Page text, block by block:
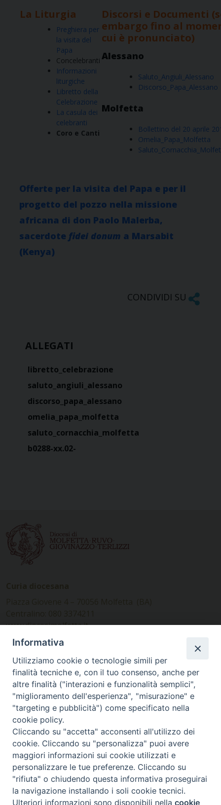
La Liturgia
Preghiera per
la visita del
Papa
Concelebranti
Informazioni
liturgiche
Libretto della
Celebrazione
La casula dei
celebranti
Coro e Canti
Discorsi e Documenti
embargo fino al
cui è pronunciato)
Alessano
Saluto_Angiuli_Alessano
Discorso_Papa_Alessano
Molfetta
Bollettino del 20 aprile
Omelia_Papa_Molfetta
Offerte per la visita del Papa e per il
progetto del pozzo nella missione
africana di don Paolo Malerba,
sacerdote fidei donum a Marsabit
(Kenya)
CONDIVIDI SU
ALLEGATI
libretto_celebrazione
saluto_angiuli_alessano
discorso_papa_alessano
omelia_papa_molfetta
saluto_cornacchia_molfetta
b0288-xx.02-
www.diocesimolfetta.it –
diocesimolfetta@pec.chiesacattolica.it
Ufficio Comunicazioni sociali
Piazza Giovene 4 – 70056 Molfetta (BA)
comunicazionisociali@diocesimolfetta.it
SEGUICI SU
Facebook
Instagram
X YouTube
Feed
Privacy Policy - trasparenza
© 2016 - 2026 Diocesi Molfetta Ruvo Giovinazzo Terlizzi
Preferenze Cookie
Informativa
Utilizziamo cookie o tecnologie simili per
finalità tecniche e, con il tuo consenso, anche per
altre finalità ("interazioni e funzionalità semplici",
"miglioramento dell'esperienza", "misurazione" e
"targeting e pubblicità") come specificato nella
cookie policy.
Cliccando su "accetta" acconsenti all'utilizzo dei
cookie. Cliccando su "personalizza" puoi avere
maggiori informazioni sui cookie utilizzati e
personalizzare le tue preferenze. Cliccando su
"rifiuta" o chiudendo questa informativa proseguirai
la navigazione installando i soli cookie tecnici.
Ulteriori informazioni sono disponibili nellacookie